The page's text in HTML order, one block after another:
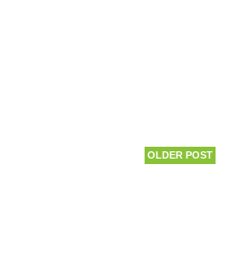
OLDER POST